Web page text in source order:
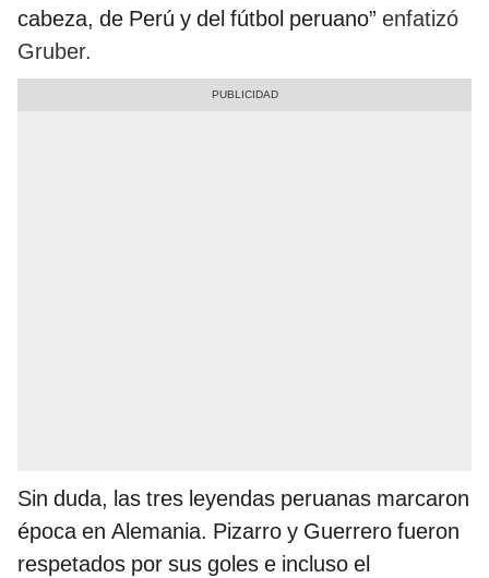
cabeza, de Perú y del fútbol peruano” enfatizó
Gruber.
Sin duda, las tres leyendas peruanas marcaron
época en Alemania. Pizarro y Guerrero fueron
respetados por sus goles e incluso el